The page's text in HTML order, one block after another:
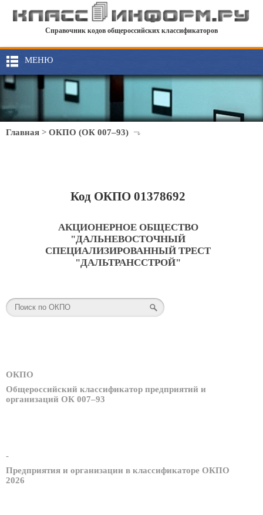
Справочник кодов общероссийских классификаторов
МЕНЮ
Главная > ОКПО (ОК 007–93)
Код ОКПО 01378692
АКЦИОНЕРНОЕ ОБЩЕСТВО
"ДАЛЬНЕВОСТОЧНЫЙ
СПЕЦИАЛИЗИРОВАННЫЙ ТРЕСТ
"ДАЛЬТРАНССТРОЙ"
ОКПО
Общероссийский классификатор предприятий и
организаций ОК 007–93
-
Предприятия и организации в классификаторе ОКПО
2026